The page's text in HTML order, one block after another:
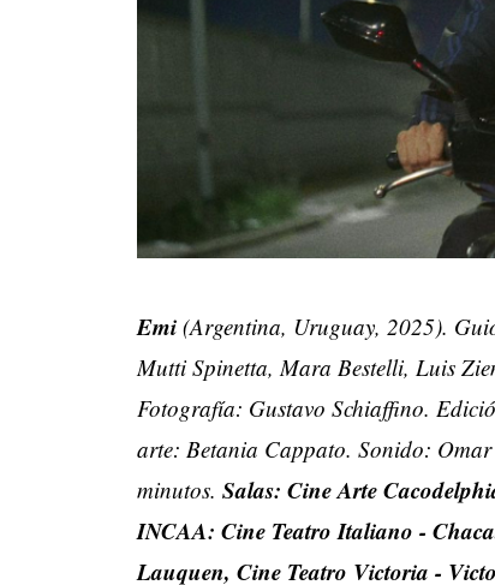
Emi (Argentina, Uruguay, 2025).
Mutti Spinetta, Mara Bestelli, Luis
Fotografía: Gustavo Schiaffino.
arte: Betania Cappato. Sonido:
minutos. Salas: Cine Arte
INCAA: Cine Teatro Italiano -
Lauquen, Cine Teatro Victoria -